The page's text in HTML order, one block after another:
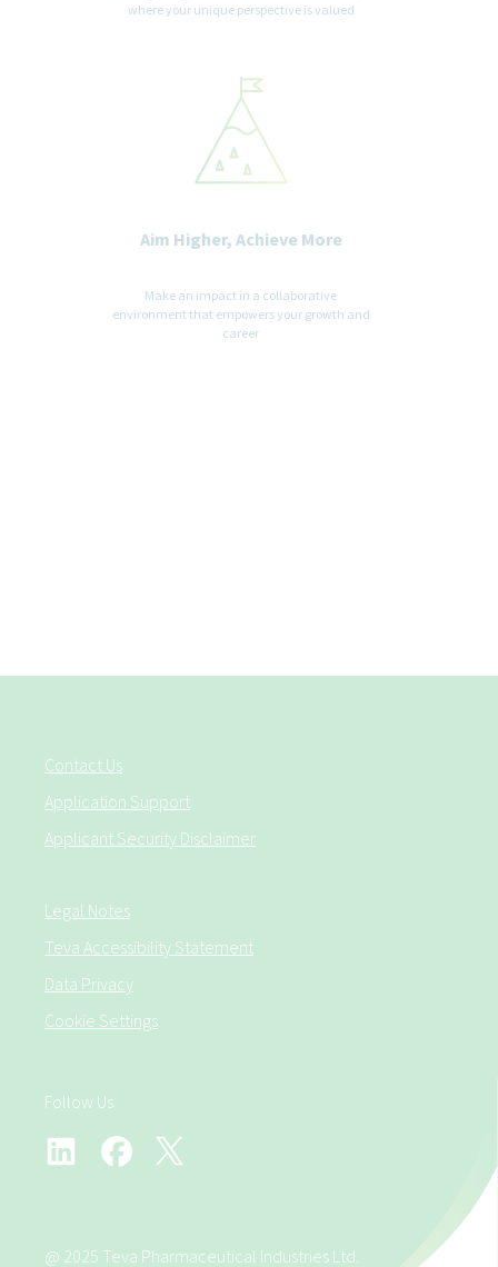
where your unique perspective is valued
Aim Higher, Achieve More
Make an impact in a collaborative
environment that empowers your growth and
career
Contact Us
Application Support
Applicant Security Disclaimer
Legal Notes
Teva Accessibility Statement
Data Privacy
Cookie Settings
Follow Us
@ 2025 Teva Pharmaceutical Industries Ltd.